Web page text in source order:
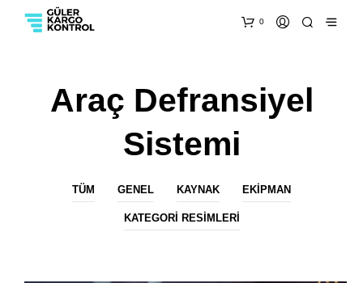
0
Araç Defransiyel
Sistemi
TÜM GENEL KAYNAK EKIPMAN
KATEGORI RESIMLERI